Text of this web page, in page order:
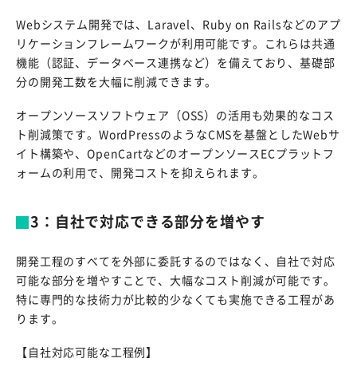
Webシステム開発では、Laravel、Ruby on Railsなどのアプ
リケーションフレームワークが利用可能です。これらは共通
機能（認証、データベース連携など）を備えており、基礎部
分の開発工数を大幅に削減できます。
オープンソースソフトウェア（OSS）の活用も効果的なコス
ト削減策です。WordPressのようなCMSを基盤としたWebサ
イト構築や、OpenCartなどのオープンソースECプラットフ
ォームの利用で、開発コストを抑えられます。
3：自社で対応できる部分を増やす
開発工程のすべてを外部に委託するのではなく、自社で対応
可能な部分を増やすことで、大幅なコスト削減が可能です。
特に専門的な技術力が比較的少なくても実施できる工程があ
ります。
【自社対応可能な工程例】